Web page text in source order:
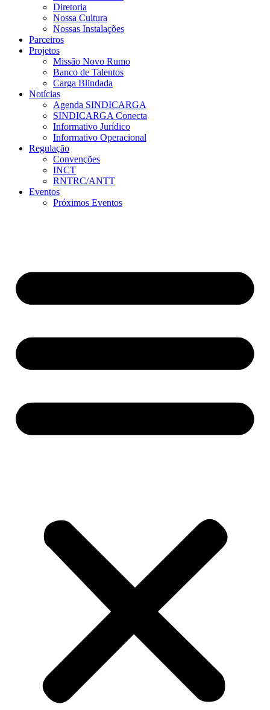
Diretoria
Nossa Cultura
Nossas Instalações
Parceiros
Projetos
Missão Novo Rumo
Banco de Talentos
Carga Blindada
Notícias
Agenda SINDICARGA
SINDICARGA Conecta
Informativo Jurídico
Informativo Operacional
Regulação
Convenções
INCT
RNTRC/ANTT
Eventos
Próximos Eventos